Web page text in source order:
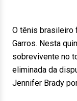
O tênis brasileiro
Garros. Nesta
sobrevivente no
eliminada da
Jennifer Brady